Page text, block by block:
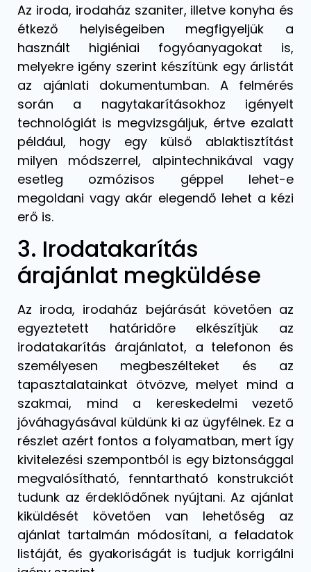
Az iroda, irodaház szaniter, illetve konyha és
étkező helyiségeiben megfigyeljük a
használt higiéniai fogyóanyagokat is,
melyekre igény szerint készítünk egy árlistát
az ajánlati dokumentumban. A felmérés
során a nagytakarításokhoz igényelt
technológiát is megvizsgáljuk, értve ezalatt
például, hogy egy külső ablaktisztítást
milyen módszerrel, alpintechnikával vagy
esetleg ozmózisos géppel lehet-e
megoldani vagy akár elegendő lehet a kézi
erő is.
3. Irodatakarítás
árajánlat megküldése
Az iroda, irodaház bejárását követően az
egyeztetett határidőre elkészítjük az
irodatakarítás árajánlatot, a telefonon és
személyesen megbeszélteket és az
tapasztalatainkat ötvözve, melyet mind a
szakmai, mind a kereskedelmi vezető
jóváhagyásával küldünk ki az ügyfélnek. Ez a
részlet azért fontos a folyamatban, mert így
kivitelezési szempontból is egy biztonsággal
megvalósítható, fenntartható konstrukciót
tudunk az érdeklődőnek nyújtani. Az ajánlat
kiküldését követően van lehetőség az
ajánlat tartalmán módosítani, a feladatok
listáját, és gyakoriságát is tudjuk korrigálni